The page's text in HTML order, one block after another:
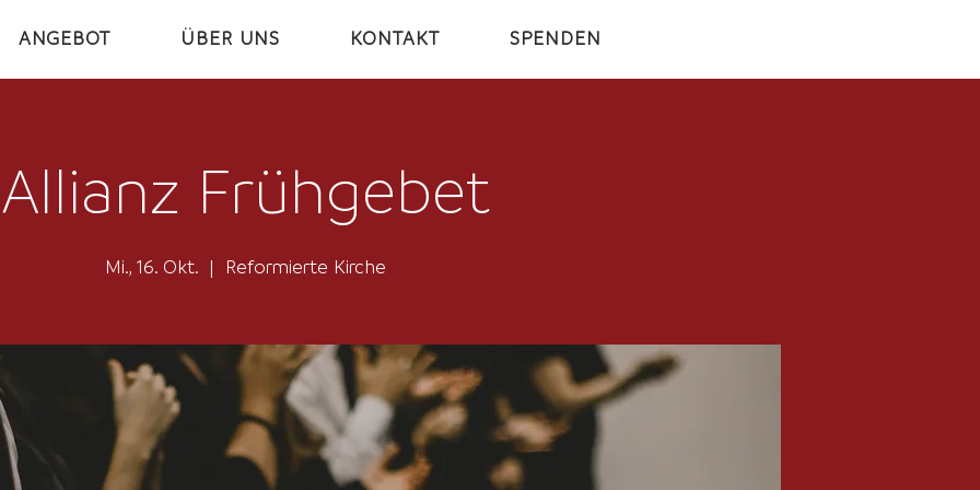
ANGEBOT ÜBER UNS KONTAKT SPENDEN
Allianz Frühgebet
Mi., 16. Okt.
  |
Reformierte Kirche